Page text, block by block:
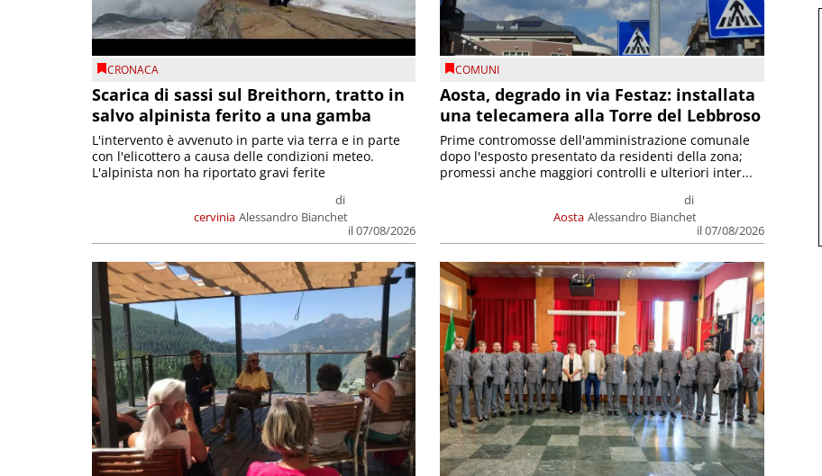
CRONACA
Scarica di sassi sul Breithorn, tratto in
salvo alpinista ferito a una gamba
cervinia
di
Alessandro Bianchet
il 07/08/2026
L'intervento è avvenuto in parte via terra e in parte
con l'elicottero a causa delle condizioni meteo.
L'alpinista non ha riportato gravi ferite
COMUNI
Aosta, degrado in via Festaz: installata
una telecamera alla Torre del Lebbroso
Aosta
di
Alessandro Bianchet
il 07/08/2026
Prime contromosse dell'amministrazione comunale
dopo l'esposto presentato da residenti della zona;
promessi anche maggiori controlli e ulteriori inter...